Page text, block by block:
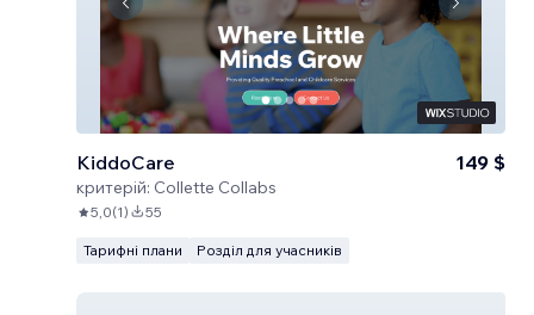
KiddoCare
критерій: Collette Collabs
149 $
5,0(1) 55
Тарифні плани Розділ для учасників